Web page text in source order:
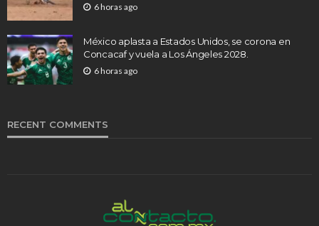
6 horas ago
México aplasta a Estados Unidos, se corona en
Concacaf y vuela a Los Ángeles 2028.
6 horas ago
RECENT COMMENTS